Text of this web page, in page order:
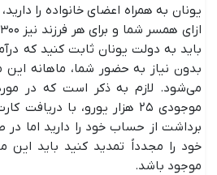
باید به دولت یونان ثابت کنید که
بدون نیاز به حضور شما، ماهانه
می‌شود. لازم به ذکر است که در
موجودی ۲۵ هزار یورو، با
برداشت از حساب خود را دارید اما
خود را مجدداً تمدید کنید باید
موجود باشد.